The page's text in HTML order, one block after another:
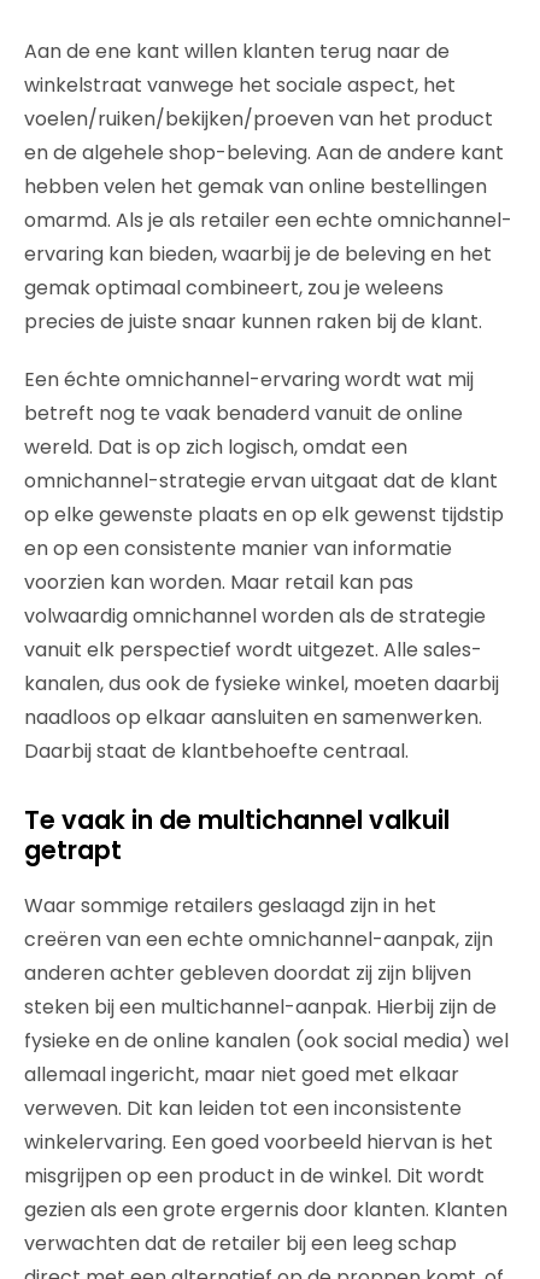
Aan de ene kant willen klanten terug naar de
winkelstraat vanwege het sociale aspect, het
voelen/ruiken/bekijken/proeven van het product
en de algehele shop-beleving. Aan de andere kant
hebben velen het gemak van online bestellingen
omarmd. Als je als retailer een echte omnichannel-
ervaring kan bieden, waarbij je de beleving en het
gemak optimaal combineert, zou je weleens
precies de juiste snaar kunnen raken bij de klant.
Een échte omnichannel-ervaring wordt wat mij
betreft nog te vaak benaderd vanuit de online
wereld. Dat is op zich logisch, omdat een
omnichannel-strategie ervan uitgaat dat de klant
op elke gewenste plaats en op elk gewenst tijdstip
en op een consistente manier van informatie
voorzien kan worden. Maar retail kan pas
volwaardig omnichannel worden als de strategie
vanuit elk perspectief wordt uitgezet. Alle sales-
kanalen, dus ook de fysieke winkel, moeten daarbij
naadloos op elkaar aansluiten en samenwerken.
Daarbij staat de klantbehoefte centraal.
Te vaak in de multichannel valkuil
getrapt
Waar sommige retailers geslaagd zijn in het
creëren van een echte omnichannel-aanpak, zijn
anderen achter gebleven doordat zij zijn blijven
steken bij een multichannel-aanpak. Hierbij zijn de
fysieke en de online kanalen (ook social media) wel
allemaal ingericht, maar niet goed met elkaar
verweven. Dit kan leiden tot een inconsistente
winkelervaring. Een goed voorbeeld hiervan is het
misgrijpen op een product in de winkel. Dit wordt
gezien als een grote ergernis door klanten. Klanten
verwachten dat de retailer bij een leeg schap